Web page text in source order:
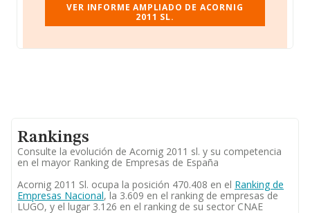
VER INFORME AMPLIADO DE ACORNIG
2011 SL.
Rankings
Consulte la evolución de Acornig 2011 sl. y su competencia
en el mayor Ranking de Empresas de España
Acornig 2011 Sl. ocupa la posición 470.408 en el Ranking de
Empresas Nacional, la 3.609 en el ranking de empresas de
LUGO, y el lugar 3.126 en el ranking de su sector CNAE